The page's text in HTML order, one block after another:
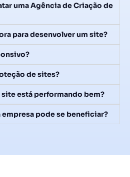
uma Agência de Criação de
para desenvolver um site?
de sites?
site está performando bem?
empresa pode se beneficiar?